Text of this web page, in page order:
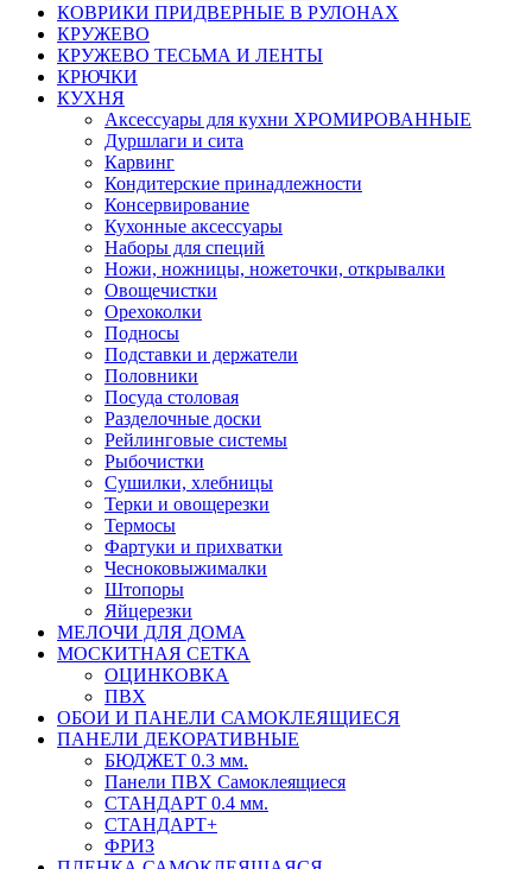
КОВРИКИ ПРИДВЕРНЫЕ В РУЛОНАХ
КРУЖЕВО
КРУЖЕВО ТЕСЬМА И ЛЕНТЫ
КРЮЧКИ
КУХНЯ
Аксессуары для кухни ХРОМИРОВАННЫЕ
Дуршлаги и сита
Карвинг
Кондитерские принадлежности
Консервирование
Кухонные аксессуары
Наборы для специй
Ножи, ножницы, ножеточки, открывалки
Овощечистки
Орехоколки
Подносы
Подставки и держатели
Половники
Посуда столовая
Разделочные доски
Рейлинговые системы
Рыбочистки
Сушилки, хлебницы
Терки и овощерезки
Термосы
Фартуки и прихватки
Чесноковыжималки
Штопоры
Яйцерезки
МЕЛОЧИ ДЛЯ ДОМА
МОСКИТНАЯ СЕТКА
ОЦИНКОВКА
ПВХ
ОБОИ И ПАНЕЛИ САМОКЛЕЯЩИЕСЯ
ПАНЕЛИ ДЕКОРАТИВНЫЕ
БЮДЖЕТ 0.3 мм.
Панели ПВХ Самоклеящиеся
СТАНДАРТ 0.4 мм.
СТАНДАРТ+
ФРИЗ